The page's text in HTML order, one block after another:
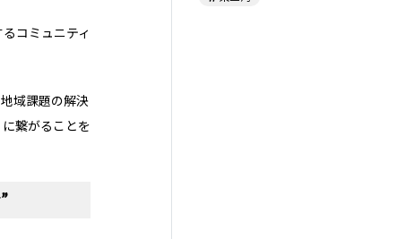
コミュニティ
域課題の解決
繋がることを